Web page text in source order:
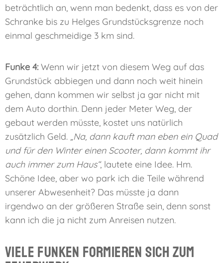
beträchtlich an, wenn man bedenkt, dass es von der
Schranke bis zu Helges Grundstücksgrenze noch
einmal geschmeidige 3 km sind.
Funke 4: Wenn wir jetzt von diesem Weg auf das
Grundstück abbiegen und dann noch weit hinein
gehen, dann kommen wir selbst ja gar nicht mit
dem Auto dorthin. Denn jeder Meter Weg, der
gebaut werden müsste, kostet uns natürlich
zusätzlich Geld. „Na, dann kauft man eben ein Quad
und für den Winter einen Scooter, dann kommt ihr
auch immer zum Haus“, lautete eine Idee. Hm.
Schöne Idee, aber wo park ich die Teile während
unserer Abwesenheit? Das müsste ja dann
irgendwo an der größeren Straße sein, denn sonst
kann ich die ja nicht zum Anreisen nutzen.
Viele Funken formieren sich zum